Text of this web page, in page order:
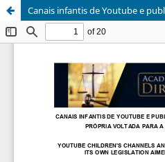
Canais infantis de Youtube e